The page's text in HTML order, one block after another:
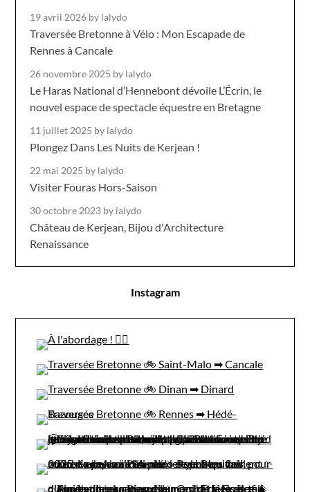
19 avril 2026 by lalydo
Traversée Bretonne à Vélo : Mon Escapade de
Rennes à Cancale
26 novembre 2025 by lalydo
Le Haras National d’Hennebont dévoile L’Écrin, le
nouvel espace de spectacle équestre en Bretagne
11 juillet 2025 by lalydo
Plongez Dans Les Nuits de Kerjean !
22 mai 2025 by lalydo
Visiter Fouras Hors-Saison
30 octobre 2023 by lalydo
Château de Kerjean, Bijou d'Architecture
Renaissance
Instagram